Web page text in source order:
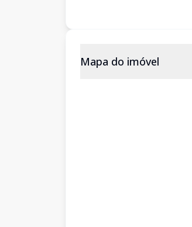
Mapa do imóvel